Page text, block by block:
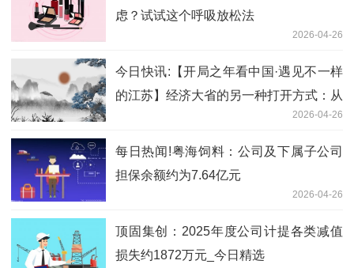
虑？试试这个呼吸放松法
2026-04-26
今日快讯:【开局之年看中国·遇见不一样
的江苏】经济大省的另一种打开方式：从
2026-04-26
每日热闻!粤海饲料：公司及下属子公司
担保余额约为7.64亿元
2026-04-26
顶固集创：2025年度公司计提各类减值
损失约1872万元_今日精选